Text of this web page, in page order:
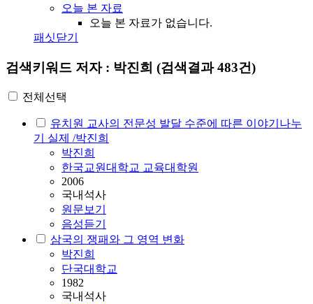
오늘 본 자료
오늘 본 자료가 없습니다.
패싯닫기
검색키워드 저자 : 박진희 (검색결과 483건)
전체선택
유치원 교사의 전문성 발달 수준에 따른 이야기나누
기 실제 /박진희
박진희
한국교원대학교 교육대학원
2006
국내석사
원문보기
음성듣기
삼국의 쟁패와 그 영역 변화
박진희
단국대학교
1982
국내석사